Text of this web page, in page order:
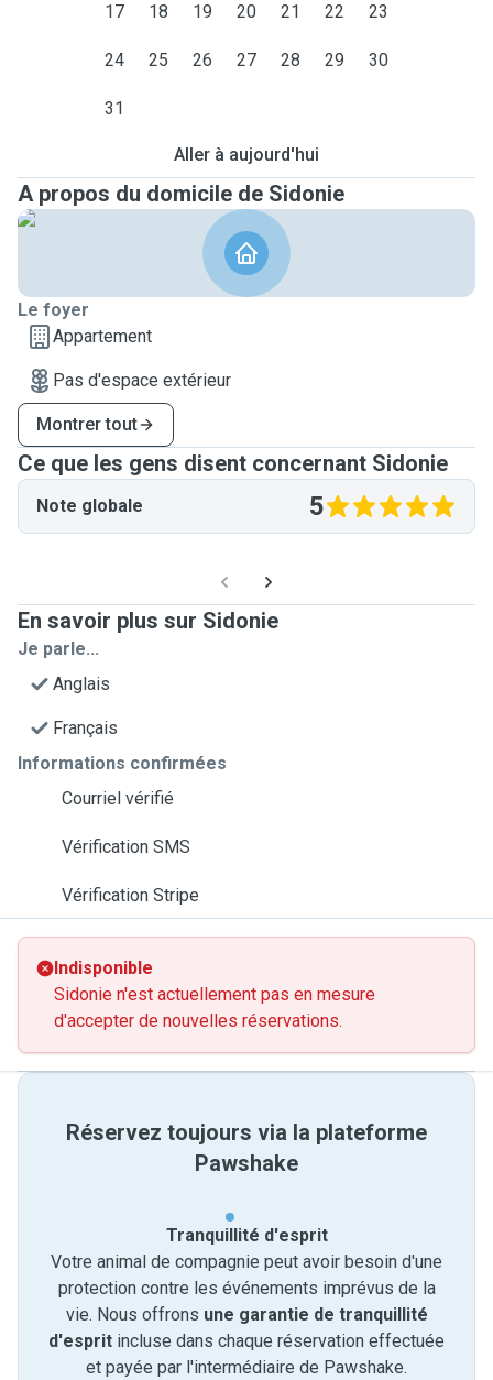
17 18 19 20 21 22 23
24 25 26 27 28 29 30
31
Aller à aujourd'hui
A propos du domicile de Sidonie
Le foyer
Appartement
Pas d'espace extérieur
Montrer tout
Ce que les gens disent concernant Sidonie
Note globale 5
En savoir plus sur Sidonie
Je parle...
Anglais
Français
Informations confirmées
Courriel vérifié
Vérification SMS
Vérification Stripe
Indisponible
Sidonie n'est actuellement pas en mesure
d'accepter de nouvelles réservations.
Réservez toujours via la plateforme
Pawshake
Tranquillité d'esprit
Votre animal de compagnie peut avoir besoin d'une
protection contre les événements imprévus de la
vie. Nous offrons une garantie de tranquillité
d'esprit incluse dans chaque réservation effectuée
et payée par l'intermédiaire de Pawshake.